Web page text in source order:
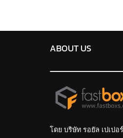
ABOUT US
โดย บริษัท รอยัล เปเปอ